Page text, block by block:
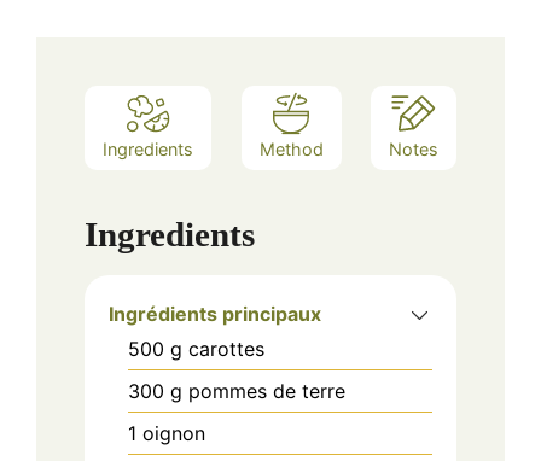
Ingredients Method Notes
Ingredients
Ingrédients principaux
500 g carottes
300 g pommes de terre
1 oignon